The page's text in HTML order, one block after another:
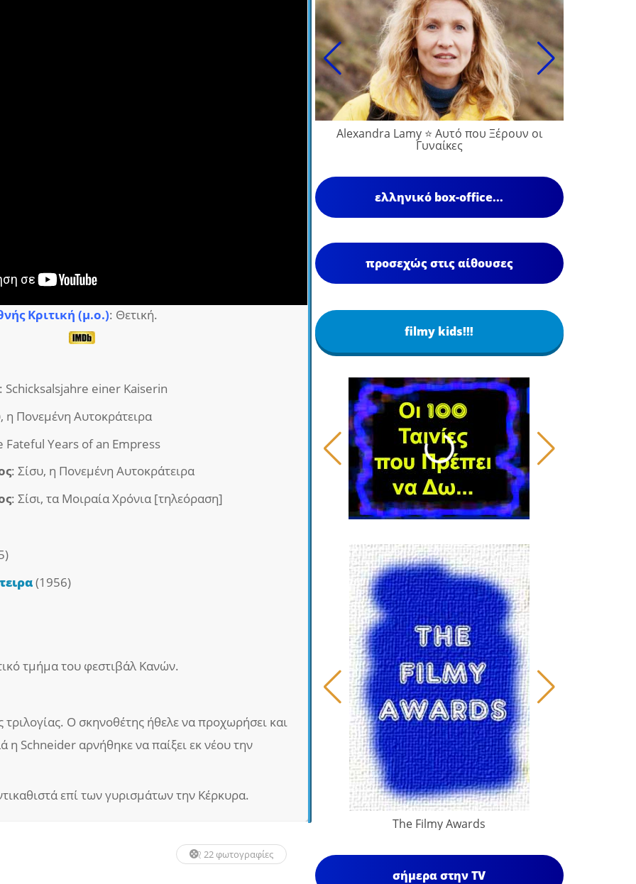
Κριτική (μ.ο.): Θετική.
Schicksalsjahre einer Kaiserin
η Πονεμένη Αυτοκράτειρα
Fateful Years of an Empress
: Σίσυ, η Πονεμένη Αυτοκράτειρα
: Σίσι, τα Μοιραία Χρόνια [τηλεόραση]
(1956)
τμήμα του φεστιβάλ Κανών.
τριλογίας. Ο σκηνοθέτης ήθελε να προχωρήσει και
η Schneider αρνήθηκε να παίξει εκ νέου την
επί των γυρισμάτων την Κέρκυρα.
22 φωτογραφίες
Alexandra Lamy ⭐ Αυτό που Ξέρουν οι
Γυναίκες
ελληνικό box-office...
προσεχώς στις αίθουσες
filmy kids!!!
The Filmy Awards
σήμερα στην TV